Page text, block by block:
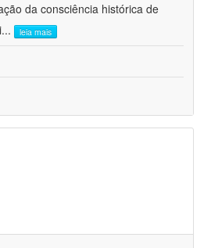
da consciência histórica de
... leia mais